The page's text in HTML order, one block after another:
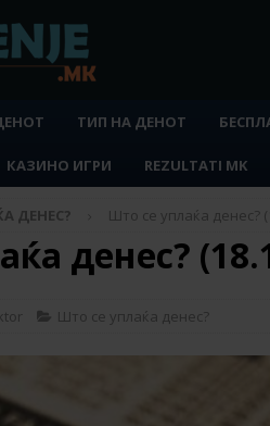
ТИП НА ДЕНОТ
КАЗИНО ИГРИ REZULTATI MK
ДЕНЕС? Што се уплаќа денес?
денес?
Што се уплаќа денес?